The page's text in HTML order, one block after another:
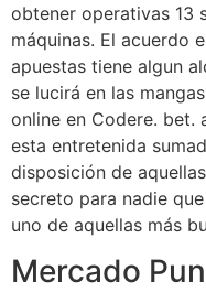
obtener operativas 13
máquinas. El acuerdo
apuestas tiene algun
se lucirá en las
online en Codere. bet.
esta entretenida
disposición de
secreto para nadie
uno de aquellas más
Mercado